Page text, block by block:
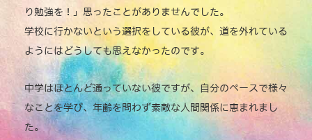
り勉強を！」思ったことがありませんでした。
学校に行かないという選択をしている彼が、道を外れている
ようにはどうしても思えなかったのです。
中学はほとんど通っていない彼ですが、自分のペースで様々
なことを学び、年齢を問わず素敵な人間関係に恵まれまし
た。